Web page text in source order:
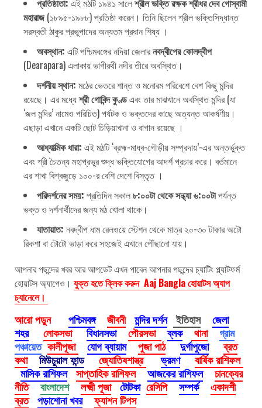
মহারাজ(১৮৯৫-১৯৮৮) প্রতিষ্ঠা করেন। তিনি ছিলেন শ্রীল ভক্তিসিদ্ধান্ত
সরস্বতী ঠাকুর প্রভুপাদের অন্যতম প্রধান শিষ্য ।
অবস্থান: এটি পশ্চিমবঙ্গের নদিয়া জেলারনবদ্বীপের কোলদ্বীপ
(Dearapara) এলাকায় ভাগীরথী নদীর তীরে অবস্থিত।
দর্শনীয় স্থান: মঠের ভেতরে শান্ত ও মনোরম পরিবেশে বেশ কিছু মন্দির
রয়েছে। এর মধ্যেশ্রী গোবিন্দ কুণ্ডএবং তার মাঝখানে অবস্থিত মন্দির (যা
‘জল মন্দির’ নামেও পরিচিত) পর্যটক ও ভক্তদের কাছে অত্যন্ত আকর্ষণীয়।
এছাড়া এখানে একটি ছোট চিড়িয়াখানা ও বাগান রয়েছে ।
আধ্যাত্মিক ধারা: এই মঠটি ‘ব্রহ্ম-মাধ্ব-গৌড়ীয় সম্প্রদায়’-এর অন্তর্ভুক্ত
এবং শ্রী চৈতন্য মহাপ্রভুর শুদ্ধ ভক্তিযোগের আদর্শ প্রচার করে। বর্তমানে
এর শাখা বিশ্বজুড়ে ১০০-র বেশি দেশে বিস্তৃত ।
পরিদর্শনের সময়: প্রতিদিন সকাল৮:০০টা থেকে সন্ধ্যা ৬:০০টাপর্যন্ত
ভক্ত ও দর্শনার্থীদের জন্য মঠ খোলা থাকে।
যাতায়াত: নবদ্বীপ ধাম রেলওয়ে স্টেশন থেকে মাত্র ২০-৩০ টাকার অটো
রিকশা বা টোটো ভাড়া করে সহজেই এখানে পৌঁছানো যায়।
আপনার পছন্দের খবর আর আপডেট এখন পাবেন আপনার পছন্দের চ্যাটিং প্ল্যাটফর্ম
হোয়াটস অ্যাপেও। যুক্ত হতে ক্লিক করুন Aaj Bangla হোয়াটস অ্যাপ
চ্যানেলে।
আরো পড়ুন পশ্চিমবঙ্গ জীবনী মন্দির দর্শন ইতিহাস
জেলা
শহর
লোকসভা বিধানসভা পৌরসভা ব্লক থানা
গ্রাম
পঞ্চায়েত কালীপূজা যোগ ব্যায়াম পুজা পাঠ দুর্গাপুজো
ব্রত
কথা
মিউচুয়াল ফান্ড জ্যোতিষশাস্ত্র ভ্রমণ
বার্ষিক রাশিফল
মাসিক রাশিফল সাপ্তাহিক রাশিফল আজকের রাশিফল
চানক্যের
নীতি
বাংলাদেশ লক্ষ্মী পূজা টোটকা রেসিপি সম্পর্ক
একাদশী
ব্রত পড়াশোনা খবর ফ্যাশন টিপস